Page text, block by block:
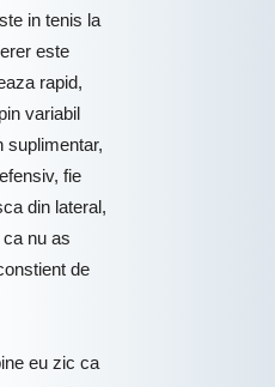
in tenis la
este
rapid,
variabil
suplimentar,
fie
din lateral,
nu as
de
eu zic ca